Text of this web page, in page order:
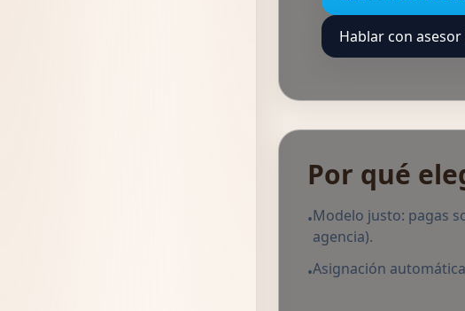
Hablar con asesor
Por qué
•Modelo justo: pagas
agencia).
•Asignación